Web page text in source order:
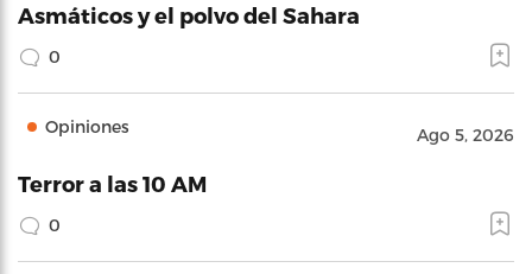
Asmáticos y el polvo del Sahara
0
Opiniones Ago 5, 2026
Terror a las 10 AM
0